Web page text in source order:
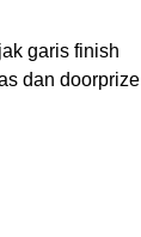
garis finish
dan doorprize